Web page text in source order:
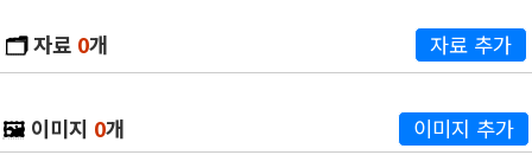
🗂️자료 0개 자료 추가
🖼️ 이미지 0개 이미지 추가